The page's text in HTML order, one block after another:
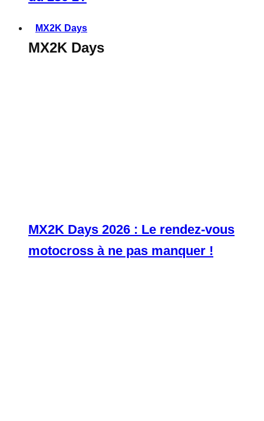
MX2K Days
MX2K Days
MX2K Days 2026 : Le rendez-vous
motocross à ne pas manquer !